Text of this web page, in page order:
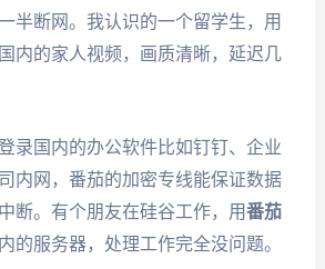
半断网。我认识的一个留学生，用
内的家人视频，画质清晰，延迟几
录国内的办公软件比如钉钉、企业
内网，番茄的加密专线能保证数据
断。有个朋友在硅谷工作，用番茄
的服务器，处理工作完全没问题。